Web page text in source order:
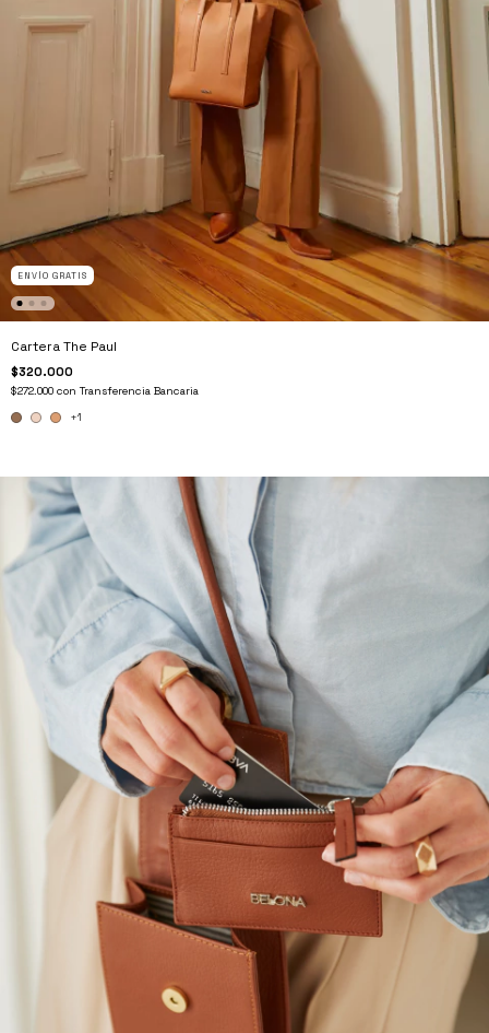
ENVÍO GRATIS
Cartera The Paul
$320.000
$272.000 con Transferencia Bancaria
+1